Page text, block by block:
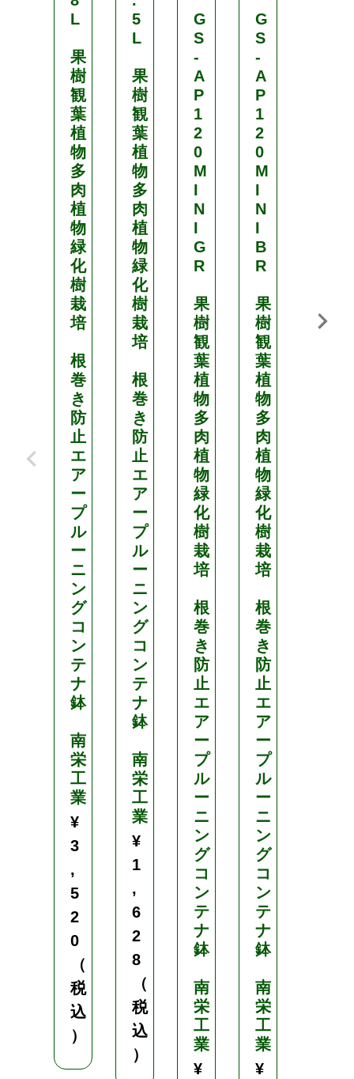
L
果
樹
観
葉
植
物
多
肉
植
物
緑
化
樹
栽
培
根
巻
き
防
止
エ
ア
ー
プ
ル
ー
ニ
ン
グ
コ
ン
テ
ナ
鉢
南
栄
工
業
¥
3
,
5
2
0
（
税
込
）
5
L
果
樹
観
葉
植
物
多
肉
植
物
緑
化
樹
栽
培
根
巻
き
防
止
エ
ア
ー
プ
ル
ー
ニ
ン
グ
コ
ン
テ
ナ
鉢
南
栄
工
業
¥
1
,
6
2
8
（
税
込
）
G
S
-
A
P
1
2
0
M
I
N
I
G
R
果
樹
観
葉
植
物
多
肉
植
物
緑
化
樹
栽
培
根
巻
き
防
止
エ
ア
ー
プ
ル
ー
ニ
ン
グ
コ
ン
テ
ナ
鉢
南
栄
工
業
¥
G
S
-
A
P
1
2
0
M
I
N
I
B
R
果
樹
観
葉
植
物
多
肉
植
物
緑
化
樹
栽
培
根
巻
き
防
止
エ
ア
ー
プ
ル
ー
ニ
ン
グ
コ
ン
テ
ナ
鉢
南
栄
工
業
¥
栽